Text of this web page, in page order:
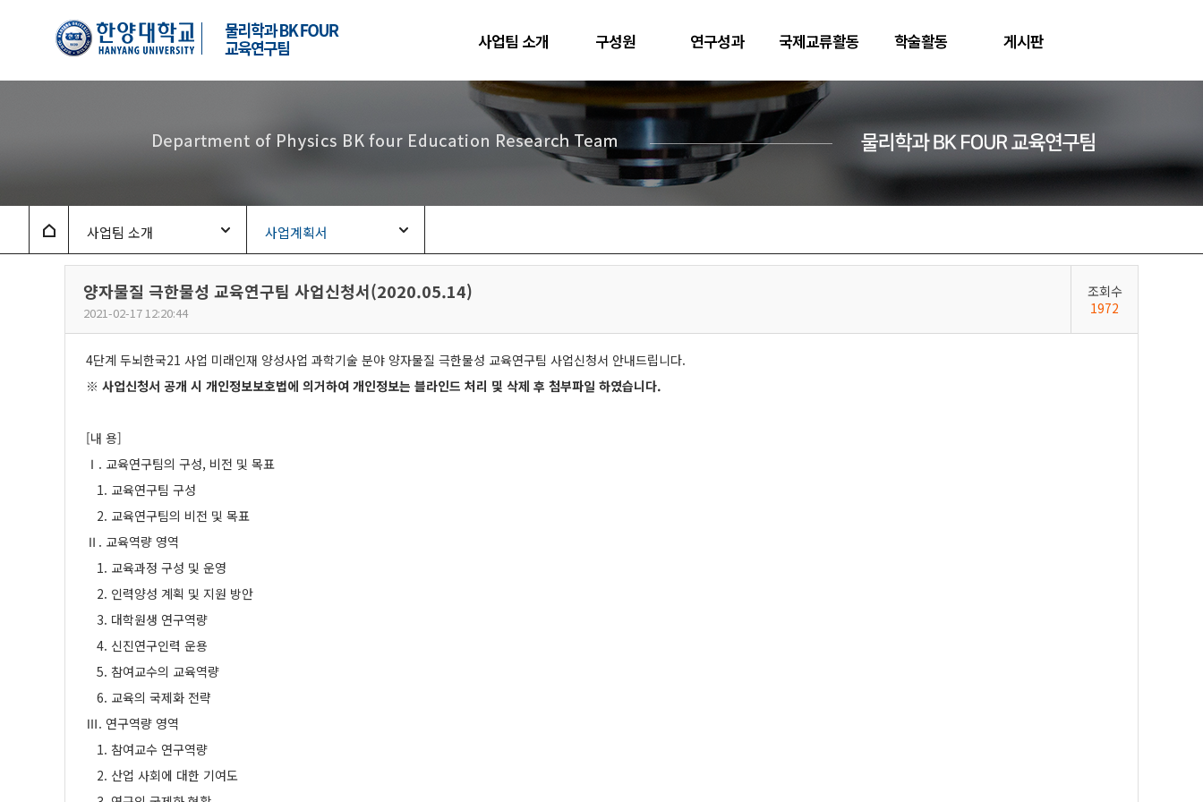
한양대학교
물리학과
Four
양자물질
극한물성
교육연구팀
한양대학교
사업팀 소개 구성원 연구성과 국제교류활동 학술활동 게시판
Home 사업팀 소개 사업계획서
양자물질 극한물성 교육연구팀 사업신청서(2020.05.14)
2021-02-17 12:20:44
조회수
1972
4단계 두뇌한국21 사업 미래인재 양성사업 과학기술 분야 양자물질 극한물성 교육연구팀 사업신청서 안내드립니다.
※ 사업신청서 공개 시 개인정보보호법에 의거하여 개인정보는 블라인드 처리 및 삭제 후 첨부파일 하였습니다.
[내 용]
Ⅰ. 교육연구팀의 구성, 비전 및 목표
1. 교육연구팀 구성
2. 교육연구팀의 비전 및 목표
Ⅱ. 교육역량 영역
1. 교육과정 구성 및 운영
2. 인력양성 계획 및 지원 방안
3. 대학원생 연구역량
4. 신진연구인력 운용
5. 참여교수의 교육역량
6. 교육의 국제화 전략
Ⅲ. 연구역량 영역
1. 참여교수 연구역량
2. 산업 사회에 대한 기여도